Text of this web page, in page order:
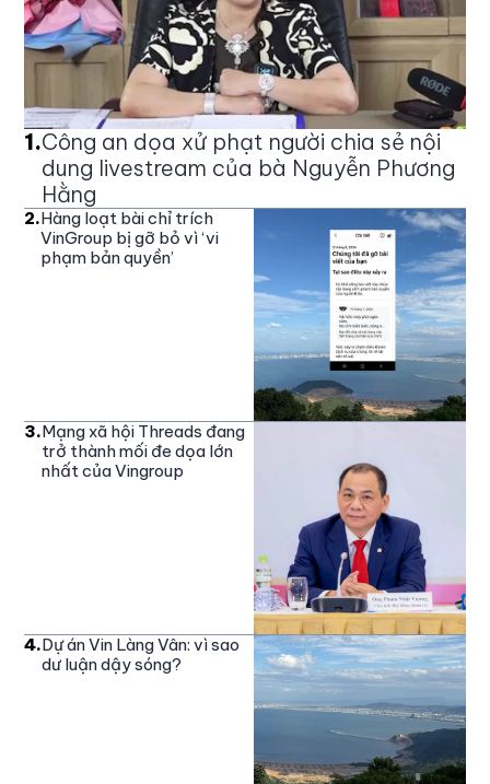
1.Công an dọa xử phạt người chia sẻ nội
dung livestream của bà Nguyễn Phương
Hằng
2.Hàng loạt bài chỉ trích
VinGroup bị gỡ bỏ vì ‘vi
phạm bản quyền’
3.Mạng xã hội Threads đang
trở thành mối đe dọa lớn
nhất của Vingroup
4.Dự án Vin Làng Vân: vì sao
dư luận dậy sóng?